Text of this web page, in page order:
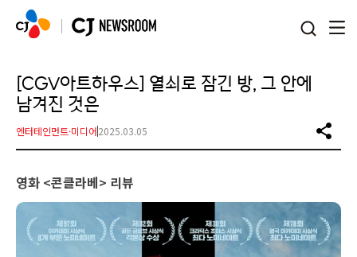
[CGV아트하우스] 열쇠로 잠긴 방, 그 안에
남겨진 것은
엔터테인먼트·미디어2025.03.05
영화 <콘클라베> 리뷰